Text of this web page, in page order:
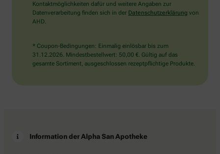
Kontaktmöglichkeiten dafür und weitere Angaben zur
Datenverarbeitung finden sich in der Datenschutzerklärung von
AHD.
* Coupon-Bedingungen: Einmalig einlösbar bis zum
31.12.2026. Mindestbestellwert: 50,00 €. Gültig auf das
gesamte Sortiment, ausgeschlossen rezeptpflichtige Produkte.
Information der Alpha San Apotheke